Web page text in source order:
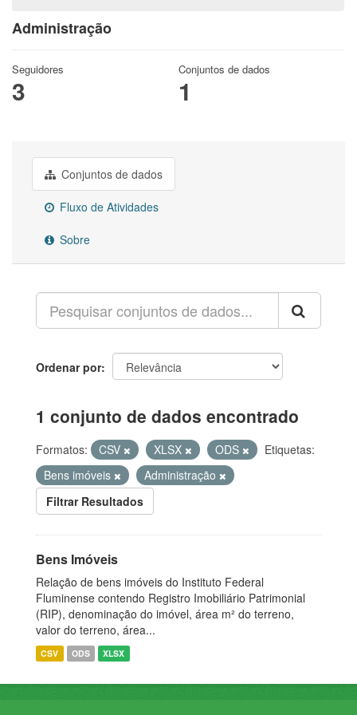
Administração
Seguidores
3
Conjuntos de dados
1
Conjuntos de dados
Fluxo de Atividades
Sobre
Ordenar por
1 conjunto de dados encontrado
Formatos: CSV XLSX ODS
Etiquetas:
Bens imóveis
Administração
Filtrar Resultados
Bens Imóveis
Relação de bens imóveis do Instituto Federal
Fluminense contendo Registro Imobiliário Patrimonial
(RIP), denominação do imóvel, área m² do terreno,
valor do terreno, área...
CSV ODS XLSX